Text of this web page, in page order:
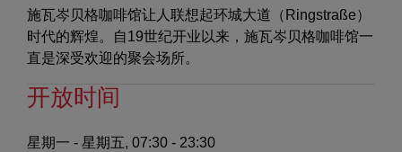
施瓦岑贝格咖啡馆让人联想起环城大道（Ringstraße）
时代的辉煌。自19世纪开业以来，施瓦岑贝格咖啡馆一
直是深受欢迎的聚会场所。
开放时间
星期一 - 星期五, 07:30 - 23:30